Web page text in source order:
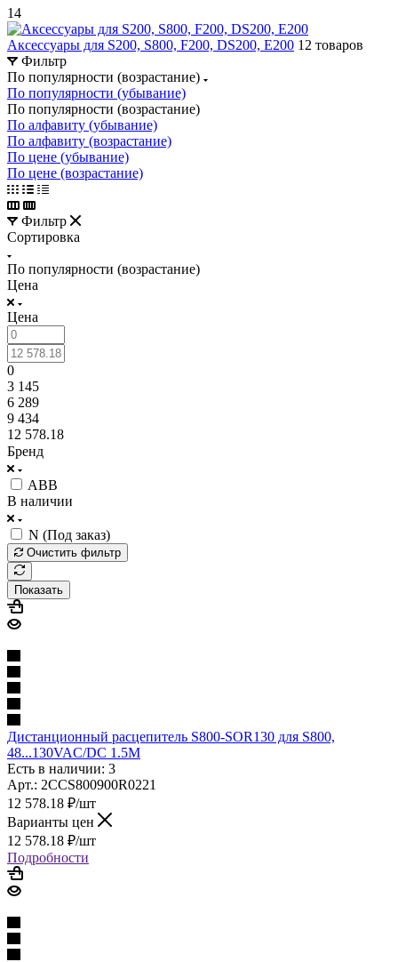
14
Аксессуары для S200, S800, F200, DS200, E200 12 товаров
Фильтр
По популярности (возрастание)
По популярности (убывание)
По популярности (возрастание)
По алфавиту (убывание)
По алфавиту (возрастание)
По цене (убывание)
По цене (возрастание)
Фильтр
Сортировка
По популярности (возрастание)
Цена
Цена
0
3 145
6 289
9 434
12 578.18
Бренд
ABB
В наличии
N (Под заказ)
Очистить фильтр
Показать
Дистанционный расцепитель S800-SOR130 для S800,
48...130VAC/DC 1.5M
Есть в наличии: 3
Арт.: 2CCS800900R0221
12 578.18 ₽/шт
Варианты цен
12 578.18 ₽/шт
Подробности